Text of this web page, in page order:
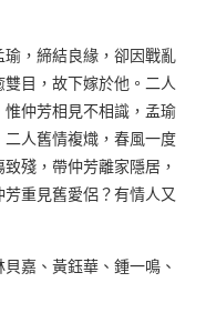
，締結良緣，卻因戰亂
目，故下嫁於他。二人
仲芳相見不相識，孟瑜
人舊情複熾，春風一度
殘，帶仲芳離家隱居，
重見舊愛侶？有情人又
嘉、黃鈺華、鍾一鳴、